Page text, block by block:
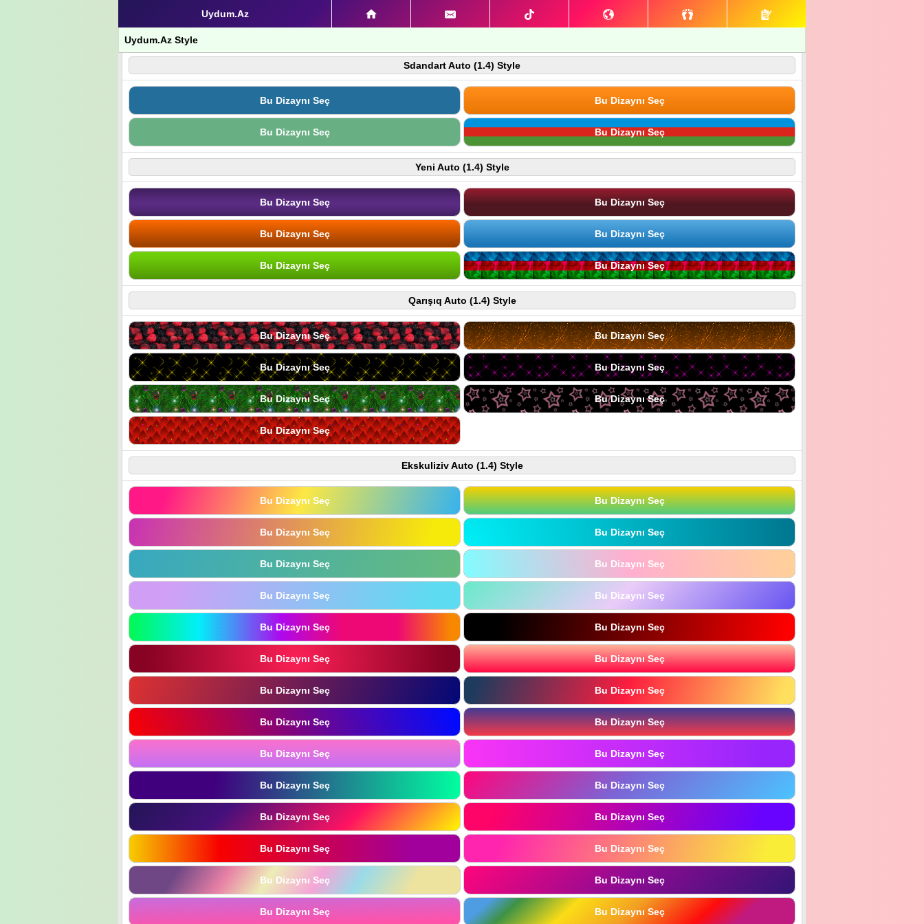
Uydum.Az
Uydum.Az Style
Sdandart Auto (1.4) Style
Bu Dizaynı Seç Bu Dizaynı Seç
Bu Dizaynı Seç Bu Dizaynı Seç
Yeni Auto (1.4) Style
Bu Dizaynı Seç Bu Dizaynı Seç
Bu Dizaynı Seç Bu Dizaynı Seç
Bu Dizaynı Seç Bu Dizaynı Seç
Qarışıq Auto (1.4) Style
Bu Dizaynı Seç Bu Dizaynı Seç
Bu Dizaynı Seç Bu Dizaynı Seç
Bu Dizaynı Seç Bu Dizaynı Seç
Bu Dizaynı Seç
Ekskuliziv Auto (1.4) Style
Bu Dizaynı Seç Bu Dizaynı Seç
Bu Dizaynı Seç Bu Dizaynı Seç
Bu Dizaynı Seç Bu Dizaynı Seç
Bu Dizaynı Seç Bu Dizaynı Seç
Bu Dizaynı Seç Bu Dizaynı Seç
Bu Dizaynı Seç Bu Dizaynı Seç
Bu Dizaynı Seç Bu Dizaynı Seç
Bu Dizaynı Seç Bu Dizaynı Seç
Bu Dizaynı Seç Bu Dizaynı Seç
Bu Dizaynı Seç Bu Dizaynı Seç
Bu Dizaynı Seç Bu Dizaynı Seç
Bu Dizaynı Seç Bu Dizaynı Seç
Bu Dizaynı Seç Bu Dizaynı Seç
Bu Dizaynı Seç Bu Dizaynı Seç